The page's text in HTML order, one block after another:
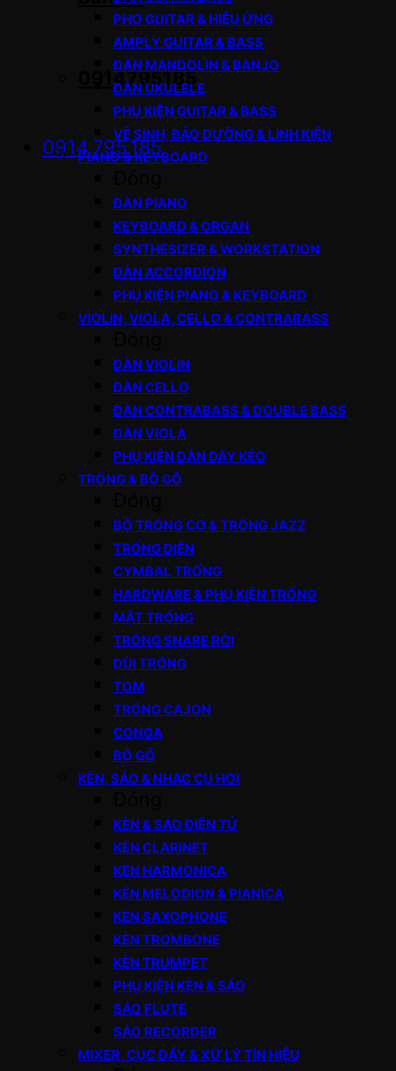
0914795185
0914.795.185
PHƠ GUITAR & HIỆU ỨNG
AMPLY GUITAR & BASS
ĐÀN MANDOLIN & BANJO
ĐÀN UKULELE
PHỤ KIỆN GUITAR & BASS
VỆ SINH, BẢO DƯỠNG & LINH KIỆN
PIANO & KEYBOARD
ĐÀN PIANO
KEYBOARD & ORGAN
SYNTHESIZER & WORKSTATION
ĐÀN ACCORDION
PHỤ KIỆN PIANO & KEYBOARD
VIOLIN, VIOLA, CELLO & CONTRABASS
ĐÀN VIOLIN
ĐÀN CELLO
ĐÀN CONTRABASS & DOUBLE BASS
ĐÀN VIOLA
PHỤ KIỆN ĐÀN DÂY KÉO
TRỐNG & BỘ GÕ
BỘ TRỐNG CƠ & TRỐNG JAZZ
TRỐNG ĐIỆN
CYMBAL TRỐNG
HARDWARE & PHỤ KIỆN TRỐNG
MẶT TRỐNG
TRỐNG SNARE RỜI
DÙI TRỐNG
TOM
TRỐNG CAJON
CONGA
BỘ GÕ
KÈN, SÁO & NHẠC CỤ HƠI
KÈN & SÁO ĐIỆN TỬ
KÈN CLARINET
KÈN HARMONICA
KÈN MELODION & PIANICA
KÈN SAXOPHONE
KÈN TROMBONE
KÈN TRUMPET
PHỤ KIỆN KÈN & SÁO
SÁO FLUTE
SÁO RECORDER
MIXER, CỤC ĐẨY & XỬ LÝ TÍN HIỆU